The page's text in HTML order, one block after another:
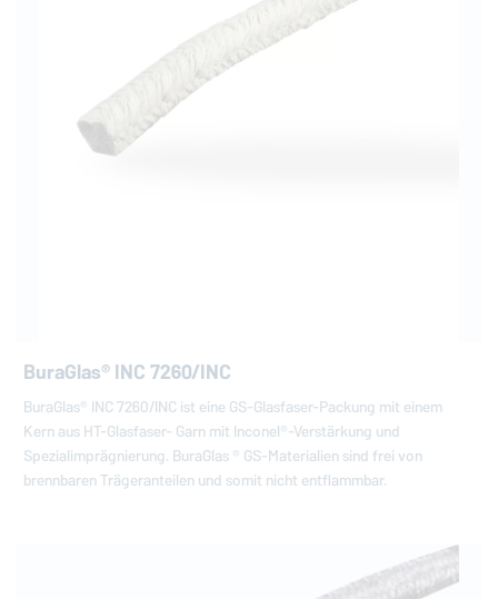
BuraGlas® INC 7260/INC
BuraGlas® INC 7260/INC ist eine GS-Glasfaser-Packung mit einem
Kern aus HT-Glasfaser- Garn mit Inconel®-Verstärkung und
Spezialimprägnierung. BuraGlas ® GS-Materialien sind frei von
brennbaren Trägeranteilen und somit nicht entflammbar.